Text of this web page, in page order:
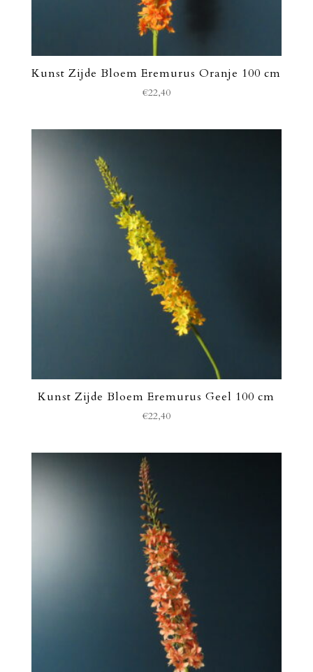
Kunst Zijde Bloem Eremurus Oranje 100 cm
€22,40
Kunst Zijde Bloem Eremurus Geel 100 cm
€22,40